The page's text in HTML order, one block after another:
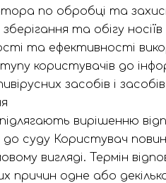
по обробці та
зберігання та обігу носіїв
та ефективності
користувачів до
засобів і
підлягають вирішенню
суду Користувач
вигляді. Термін
причин одне або